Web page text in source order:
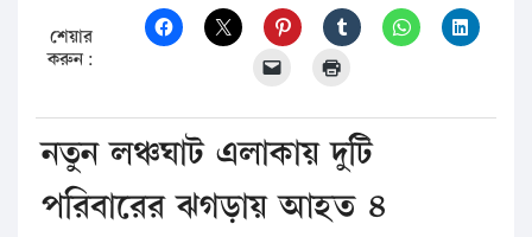
শেয়ার
করুন:
নতুন লঞ্চঘাট এলাকায় দুটি
পরিবারের ঝগড়ায় আহত ৪